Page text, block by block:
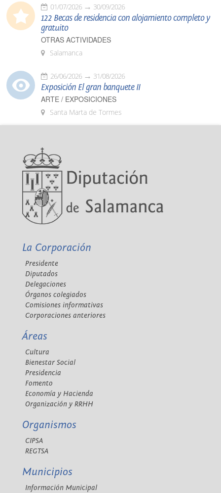
01/07/2026 30/09/2026
122 Becas de residencia con alojamiento completo y
gratuito
OTRAS ACTIVIDADES
Salamanca
26/06/2026 31/08/2026
Exposición El gran banquete II
ARTE / EXPOSICIONES
Santa Marta de Tormes
La Corporación
Presidente
Diputados
Delegaciones
Órganos colegiados
Comisiones informativas
Corporaciones anteriores
Áreas
Cultura
Bienestar Social
Presidencia
Fomento
Economía y Hacienda
Organización y RRHH
Organismos
CIPSA
REGTSA
Municipios
Información Municipal